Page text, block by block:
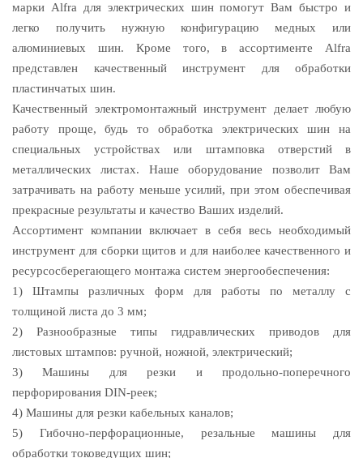
марки Alfra для электрических шин помогут Вам быстро и
легко получить нужную конфигурацию медных или
алюминиевых шин. Кроме того, в ассортименте Alfra
представлен качественный инструмент для обработки
пластинчатых шин.
Качественный электромонтажный инструмент делает любую
работу проще, будь то обработка электрических шин на
специальных устройствах или штамповка отверстий в
металлических листах. Наше оборудование позволит Вам
затрачивать на работу меньше усилий, при этом обеспечивая
прекрасные результаты и качество Ваших изделий.
Ассортимент компании включает в себя весь необходимый
инструмент для сборки щитов и для наиболее качественного и
ресурсосберегающего монтажа систем энергообеспечения:
1) Штампы различных форм для работы по металлу с
толщиной листа до 3 мм;
2) Разнообразные типы гидравлических приводов для
листовых штампов: ручной, ножной, электрический;
3) Машины для резки и продольно-поперечного
перфорирования DIN-реек;
4) Машины для резки кабельных каналов;
5) Гибочно-перфорационные, резальные машины для
обработки токоведущих шин;